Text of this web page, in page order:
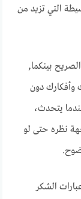
التي تزيد من
بينكما,
وأفكارك دون
يتحدث،
نظره حتى لو
الشكر